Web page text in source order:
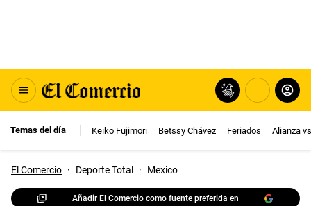
Temas del día Keiko Fujimori Betssy Chávez Feriados Alianza
El Comercio · Deporte Total · Mexico
Añadir El Comercio como fuente preferida en